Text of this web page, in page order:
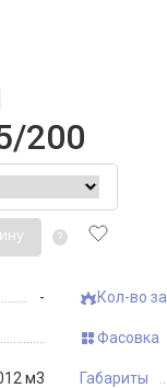
200
?
- Кол-во
Фасовка
м3 Габариты